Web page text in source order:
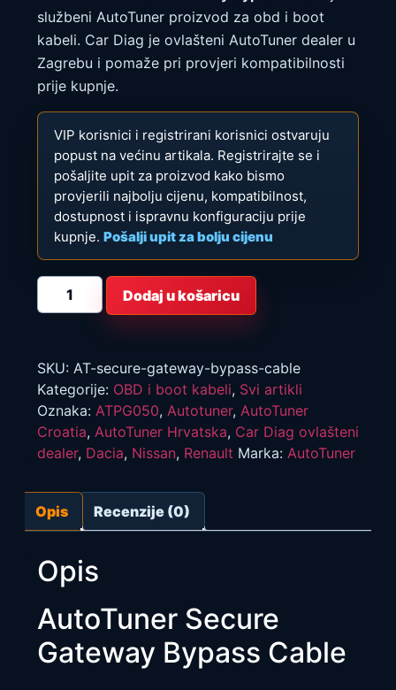
službeni AutoTuner proizvod za obd i boot
kabeli. Car Diag je ovlašteni AutoTuner dealer u
Zagrebu i pomaže pri provjeri kompatibilnosti
prije kupnje.
VIP korisnici i registrirani korisnici ostvaruju
popust na većinu artikala. Registrirajte se i
pošaljite upit za proizvod kako bismo
provjerili najbolju cijenu, kompatibilnost,
dostupnost i ispravnu konfiguraciju prije
kupnje. Pošalji upit za bolju cijenu
AutoTuner
Secure
Gateway
Dodaj u košaricu
SKU: AT-secure-gateway-bypass-cable
Kategorije: OBD i boot kabeli, Svi artikli
Oznaka: ATPG050, Autotuner, AutoTuner
Croatia, AutoTuner Hrvatska, Car Diag ovlašteni
dealer, Dacia, Nissan, Renault Marka: AutoTuner
Opis Recenzije (0)
Opis
AutoTuner Secure
Gateway Bypass Cable